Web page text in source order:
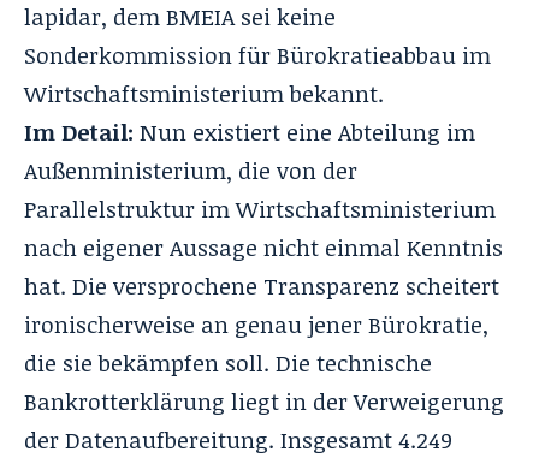
lapidar, dem BMEIA sei keine
Sonderkommission für Bürokratieabbau im
Wirtschaftsministerium bekannt.
Im Detail: Nun existiert eine Abteilung im
Außenministerium, die von der
Parallelstruktur im Wirtschaftsministerium
nach eigener Aussage nicht einmal Kenntnis
hat. Die versprochene Transparenz scheitert
ironischerweise an genau jener Bürokratie,
die sie bekämpfen soll. Die technische
Bankrotterklärung liegt in der Verweigerung
der Datenaufbereitung. Insgesamt 4.249